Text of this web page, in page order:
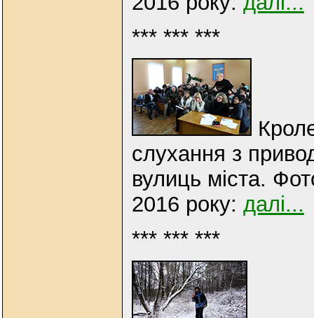
*** *** ***
слухання з
вулиць міста.
2016 року: далі...
*** *** ***